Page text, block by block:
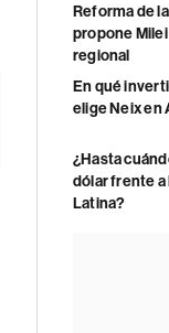
Reforma de
propone
regional
En qué
elige Neix en
¿Hasta
dólar frente a
Latina?